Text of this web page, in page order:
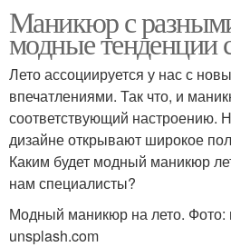
Маникюр с
модные тенденции
Лето ассоциируется у нас с
впечатлениями. Так что, и
соответствующий настроению.
дизайне открывают широкое
Каким будет модный маникюр
нам специалисты?
Модный маникюр на лето. Фото:
unsplash.com